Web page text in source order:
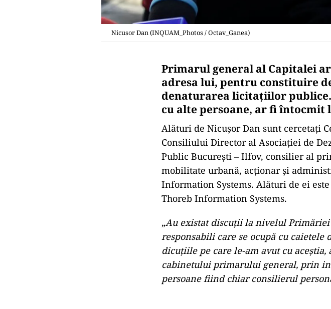
Nicusor Dan (INQUAM_Photos / Octav_Ganea)
Primarul general al Capitalei
adresa lui, pentru constituire
denaturarea licitațiilor
cu alte persoane, ar fi
Alături de Nicușor Dan sunt cercetați
Consiliului Director al Asociației de
Public București – Ilfov, consilier al
mobilitate urbană, acționar și
Information Systems. Alături de ei
Thoreb Information Systems.
„Au existat discuții la nivelul
responsabili care se ocupă cu
dicuțiile pe care le-am avut cu
cabinetului primarului general, prin
persoane fiind chiar consilierul